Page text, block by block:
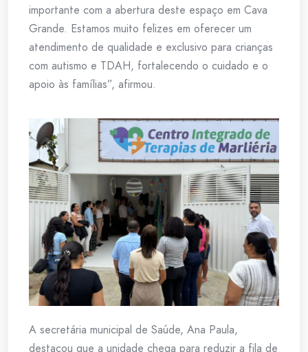
importante com a abertura deste espaço em Cava
Grande. Estamos muito felizes em oferecer um
atendimento de qualidade e exclusivo para crianças
com autismo e TDAH, fortalecendo o cuidado e o
apoio às famílias”, afirmou.
A secretária municipal de Saúde, Ana Paula,
destacou que a unidade chega para reduzir a fila de